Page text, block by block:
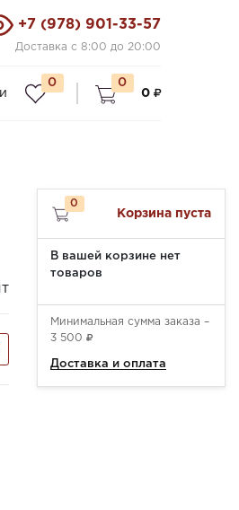
+7 (978) 901-33-57
Доставка с 8:00 до 20:00
0
0
0
0
Корзина пуста
В вашей корзине нет
товаров
Минимальная сумма заказа –
3 500
Доставка и оплата